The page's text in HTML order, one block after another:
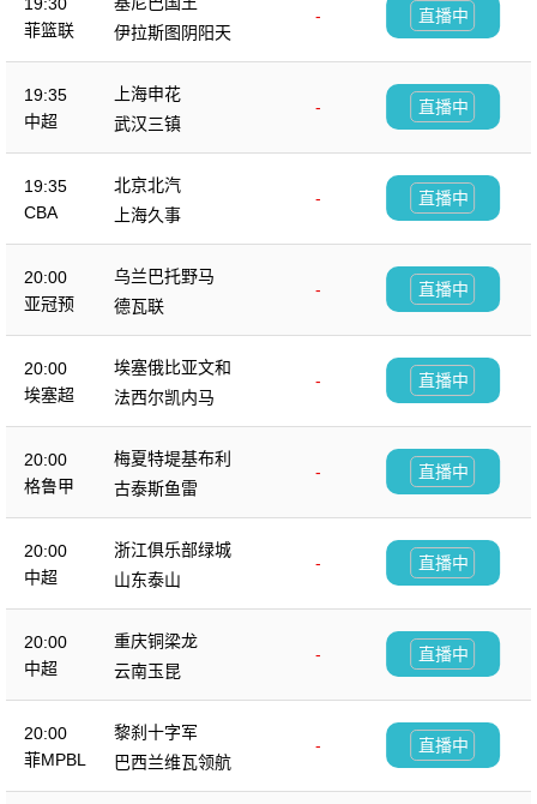
19:30
菲篮联
-
伊拉斯图阴阳天
直播中
19:35
中超
上海申花
-
武汉三镇
直播中
19:35
CBA
北京北汽
-
上海久事
直播中
20:00
亚冠预
乌兰巴托野马
-
德瓦联
直播中
20:00
埃塞超
埃塞俄比亚文和
-
法西尔凯内马
直播中
20:00
格鲁甲
梅夏特堤基布利
-
古泰斯鱼雷
直播中
20:00
中超
浙江俱乐部绿城
-
山东泰山
直播中
20:00
中超
重庆铜梁龙
-
云南玉昆
直播中
20:00
菲MPBL
黎刹十字军
-
巴西兰维瓦领航
直播中